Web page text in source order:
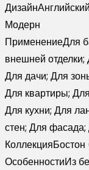
Дизайн
Модерн
ПрименениеДля
внешней отделки;
Для дачи; Для
Для квартиры;
Для кухни; Для
стен; Для
Коллекция
ОсобенностиИз